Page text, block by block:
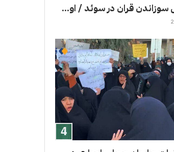
سوزاندن قران در سوئد / او...